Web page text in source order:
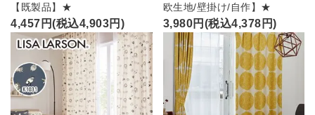
【既製品】★
4,457円(税込4,903円)
欧生地/壁掛け/自作】★
3,980円(税込4,378円)